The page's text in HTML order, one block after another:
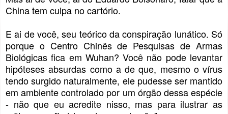
China tem culpa no cartório.
E ai de você, seu teórico da conspiração lunático. Só
porque o Centro Chinês de Pesquisas de Armas
Biológicas fica em Wuhan? Você não pode levantar
hipóteses absurdas como a de que, mesmo o vírus
tendo surgido naturalmente, ele pudesse ser mantido
em ambiente controlado por um órgão dessa espécie
- não que eu acredite nisso, mas para ilustrar as